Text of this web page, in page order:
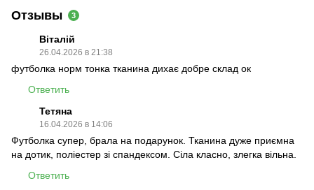
Отзывы 3
Віталій
26.04.2026 в 21:38
футболка норм тонка тканина дихає добре склад ок
Ответить
Тетяна
16.04.2026 в 14:06
Футболка супер, брала на подарунок. Тканина дуже приємна
на дотик, поліестер зі спандексом. Сіла класно, злегка вільна.
Ответить